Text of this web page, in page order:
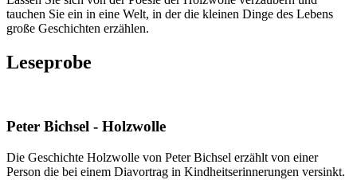
tauchen Sie ein in eine Welt, in der die kleinen Dinge des Lebens
große Geschichten erzählen.
Leseprobe
Peter Bichsel - Holzwolle
Die Geschichte Holzwolle von Peter Bichsel erzählt von einer
Person die bei einem Diavortrag in Kindheitserinnerungen versinkt.